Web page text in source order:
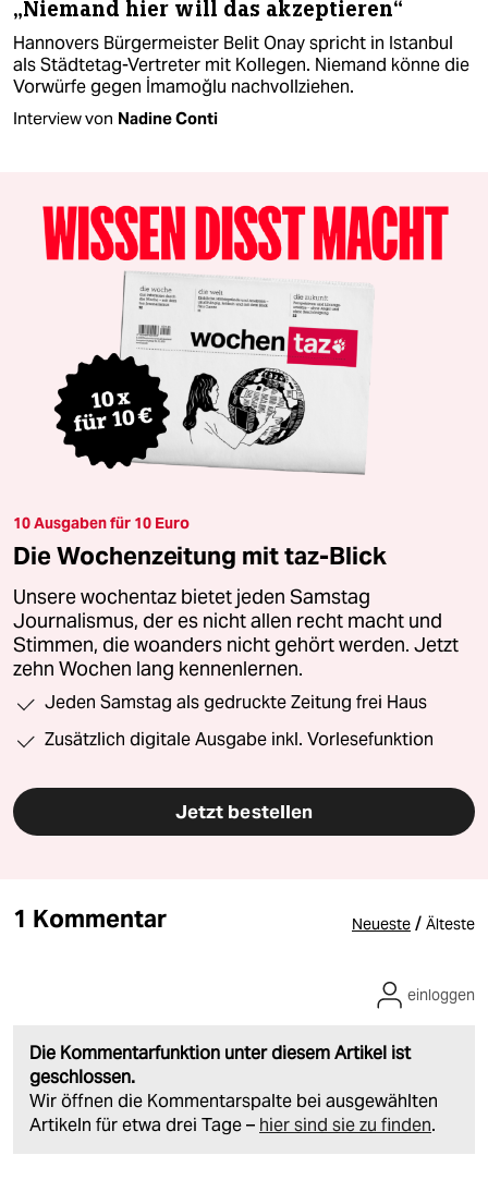
„Niemand hier will das akzeptieren“
Hannovers Bürgermeister Belit Onay spricht in Istanbul
als Städtetag-Vertreter mit Kollegen. Niemand könne die
Vorwürfe gegen İmamoğlu nachvollziehen.
Interview von Nadine Conti
10 Ausgaben für 10 Euro
Die Wochenzeitung mit taz-Blick
Unsere wochentaz bietet jeden Samstag
Journalismus, der es nicht allen recht macht und
Stimmen, die woanders nicht gehört werden. Jetzt
zehn Wochen lang kennenlernen.
Jeden Samstag als gedruckte Zeitung frei Haus
Zusätzlich digitale Ausgabe inkl. Vorlesefunktion
Jetzt bestellen
1 Kommentar Neueste / Älteste
Die Kommentarfunktion unter diesem Artikel ist
geschlossen.
Wir öffnen die Kommentarspalte bei ausgewählten
Artikeln für etwa drei Tage – hier sind sie zu finden.
einloggen